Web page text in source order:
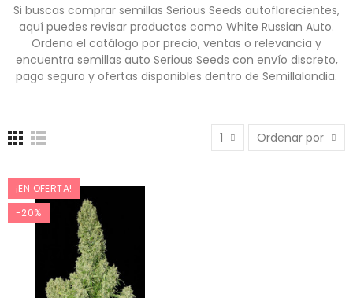
Si buscas comprar semillas Serious Seeds autoflorecientes,
aquí puedes revisar productos como White Russian Auto.
Ordena el catálogo por precio, ventas o relevancia y
encuentra semillas auto Serious Seeds con envío discreto,
pago seguro y ofertas disponibles dentro de Semillalandia.
1 Ordenar por
¡EN OFERTA!
-20%